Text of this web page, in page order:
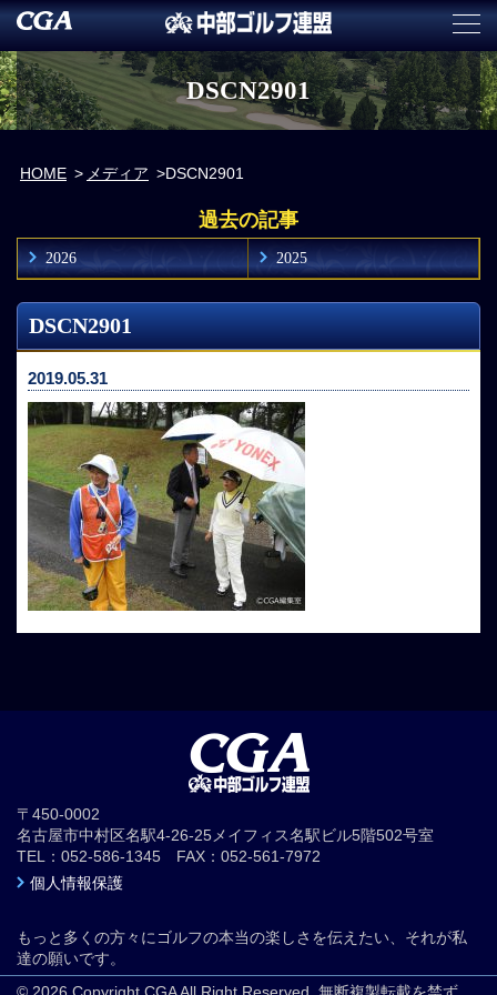
DSCN2901
HOME メディア DSCN2901
過去の記事
2026 2025
DSCN2901
2019.05.31
〒450-0002
名古屋市中村区名駅4-26-25メイフィス名駅ビル5階502号室
TEL：052-586-1345 FAX：052-561-7972
個人情報保護
もっと多くの方々にゴルフの本当の楽しさを伝えたい、それが私
達の願いです。